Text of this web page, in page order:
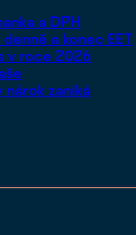
a DPH
a konec EET
v roce 2026
zaniká